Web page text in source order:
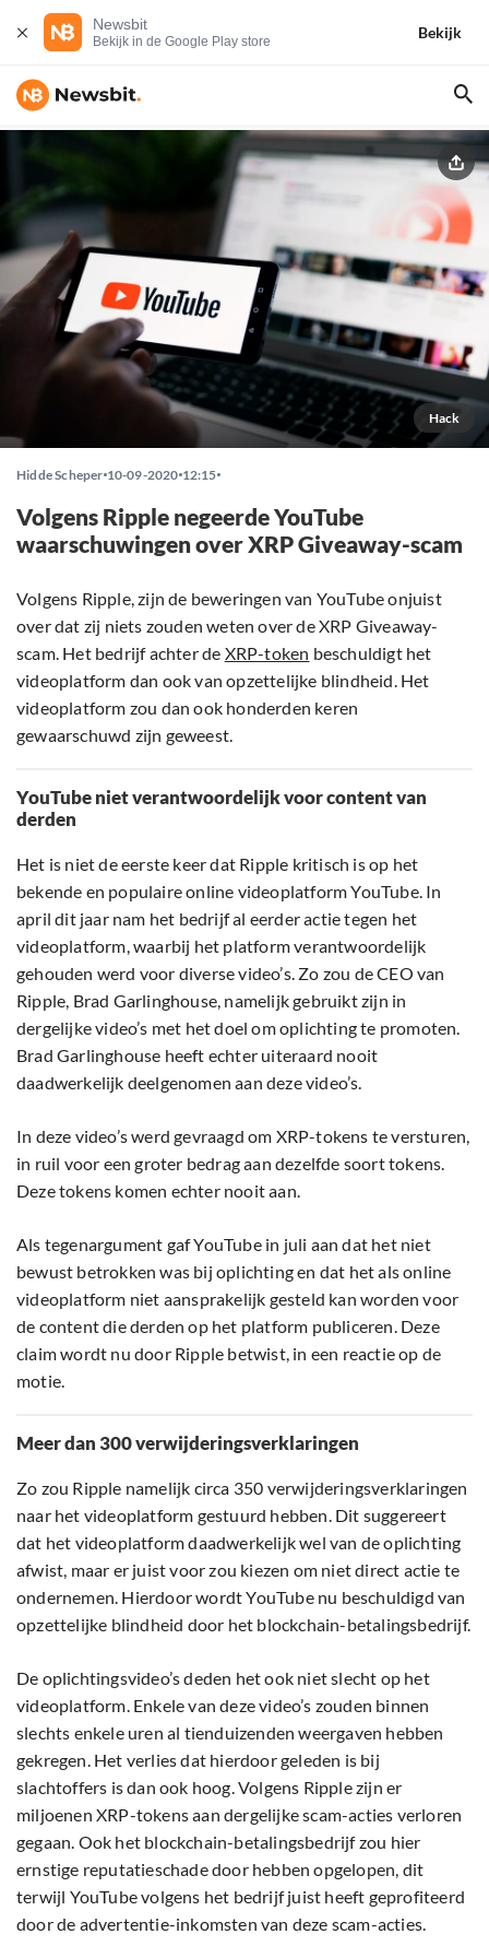
Newsbit
Bekijk in de Google Play store
Bekijk
Hack
Hidde Scheper 10-09-2020 12:15
Volgens Ripple negeerde YouTube
waarschuwingen over XRP Giveaway-scam
Volgens Ripple, zijn de beweringen van YouTube onjuist
over dat zij niets zouden weten over de XRP Giveaway-
scam. Het bedrijf achter de XRP-token beschuldigt het
videoplatform dan ook van opzettelijke blindheid. Het
videoplatform zou dan ook honderden keren
gewaarschuwd zijn geweest.
YouTube niet verantwoordelijk voor content van
derden
Het is niet de eerste keer dat Ripple kritisch is op het
bekende en populaire online videoplatform YouTube. In
april dit jaar nam het bedrijf al eerder actie tegen het
videoplatform, waarbij het platform verantwoordelijk
gehouden werd voor diverse video’s. Zo zou de CEO van
Ripple, Brad Garlinghouse, namelijk gebruikt zijn in
dergelijke video’s met het doel om oplichting te promoten.
Brad Garlinghouse heeft echter uiteraard nooit
daadwerkelijk deelgenomen aan deze video’s.
In deze video’s werd gevraagd om XRP-tokens te versturen,
in ruil voor een groter bedrag aan dezelfde soort tokens.
Deze tokens komen echter nooit aan.
Als tegenargument gaf YouTube in juli aan dat het niet
bewust betrokken was bij oplichting en dat het als online
videoplatform niet aansprakelijk gesteld kan worden voor
de content die derden op het platform publiceren. Deze
claim wordt nu door Ripple betwist, in een reactie op de
motie.
Meer dan 300 verwijderingsverklaringen
Zo zou Ripple namelijk circa 350 verwijderingsverklaringen
naar het videoplatform gestuurd hebben. Dit suggereert
dat het videoplatform daadwerkelijk wel van de oplichting
afwist, maar er juist voor zou kiezen om niet direct actie te
ondernemen. Hierdoor wordt YouTube nu beschuldigd van
opzettelijke blindheid door het blockchain-betalingsbedrijf.
De oplichtingsvideo’s deden het ook niet slecht op het
videoplatform. Enkele van deze video’s zouden binnen
slechts enkele uren al tienduizenden weergaven hebben
gekregen. Het verlies dat hierdoor geleden is bij
slachtoffers is dan ook hoog. Volgens Ripple zijn er
miljoenen XRP-tokens aan dergelijke scam-acties verloren
gegaan. Ook het blockchain-betalingsbedrijf zou hier
ernstige reputatieschade door hebben opgelopen, dit
terwijl YouTube volgens het bedrijf juist heeft geprofiteerd
door de advertentie-inkomsten van deze scam-acties.